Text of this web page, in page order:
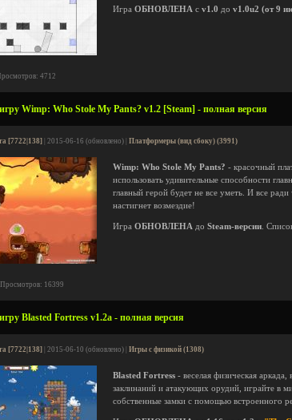
Игра ОБНОВЛЕНА с v1.0 до v1.0u2 (от 9
4712
Wimp: Who Stole My Pants? v1.2 [Steam] - полная версия
[7722|138] | 2015-06-16 (обновлено) | Платформеры (вид сбоку) (3991)
Wimp: Who Stole My Pants? - красочный
использовать удивительные способности
главный герой будет не все уметь. И все
настигнет возмездие!
Игра ОБНОВЛЕНА до Steam-версии .
16399
Blasted Fortress v1.2a - полная версия
[7722|138] | 2015-06-10 (обновлено) | Игры с физикой (1308)
Blasted Fortress - веселая физическая
заклинаний и атакующих орудий, играйте в
собственные замки с помощью встроенного